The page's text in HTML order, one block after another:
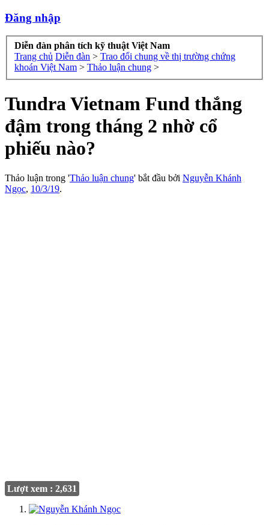
Đăng nhập
Diễn đàn phân tích kỹ thuật Việt Nam
Trang chủ Diễn đàn > Trao đổi chung về thị trường chứng
khoán Việt Nam > Thảo luận chung >
Tundra Vietnam Fund thắng
đậm trong tháng 2 nhờ cổ
phiếu nào?
Thảo luận trong 'Thảo luận chung' bắt đầu bởi Nguyễn Khánh
Ngọc, 10/3/19.
Lượt xem : 2,631